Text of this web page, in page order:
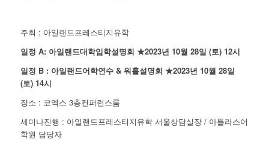
주최 : 아일랜드프레스티지유학
일정 A: 아일랜드대학입학설명회 ★2023년 10월 28일 (토) 12시
일정 B : 아일랜드어학연수 & 워홀설명회 ★2023년 10월 28일
(토) 14시
장소 : 코엑스 3층컨퍼런스룸
세미나진행 : 아일랜드프레스티지유학 서울상담실장 / 아틀라스어
학원 담당자